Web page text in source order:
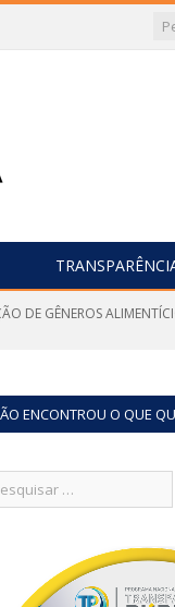
DE GÊNEROS
ENCONTROU O QUE